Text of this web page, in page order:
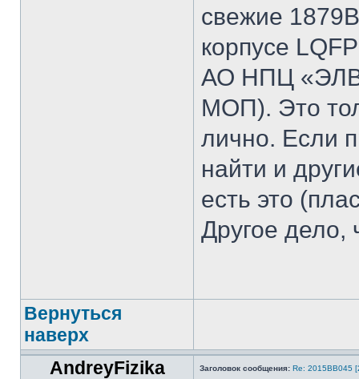
свежие
корпусе
АО НПЦ
МОП). Это
лично. Если
найти и
есть это
Другое дело,
Вернуться
наверх
AndreyFizika
Заголовок сообщения: Re: 2015ВВ045